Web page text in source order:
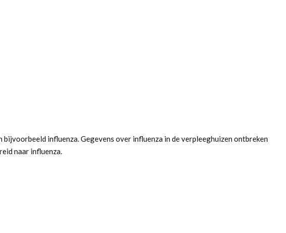
influenza. Gegevens over influenza in de verpleeghuizen ontbreken
naar influenza.